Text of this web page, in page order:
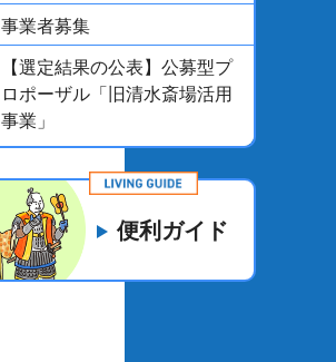
事業者募集
【選定結果の公表】公募型プ
ロポーザル「旧清水斎場活用
事業」
便利ガイド